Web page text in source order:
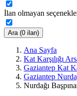
İlan olmayan
Ara (0 ilan)
Ana Sayfa
Kat Karşılığı
Gaziantep Kat
Gaziantep
Nurdağı